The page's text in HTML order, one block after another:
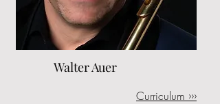
Walter Auer
Curriculum ›››